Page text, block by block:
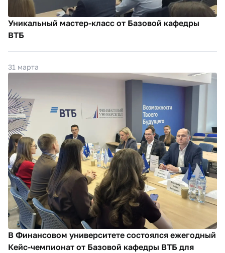
Уникальный мастер-класс от Базовой кафедры
ВТБ
31 марта
В Финансовом университете состоялся ежегодный
Кейс-чемпионат от Базовой кафедры ВТБ для